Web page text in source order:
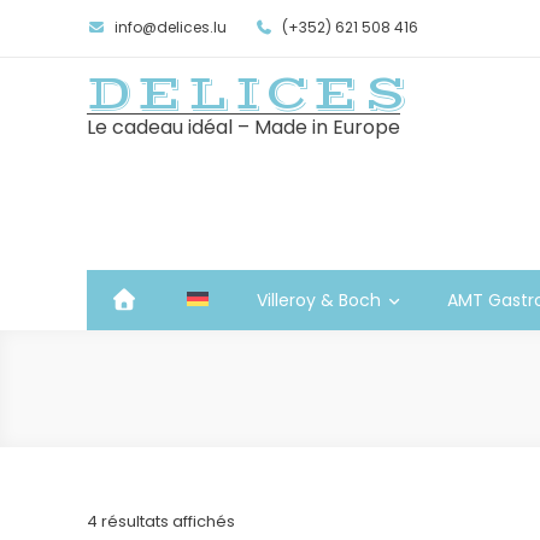
info@delices.lu (+352) 621 508 416
DELICES
Le cadeau idéal – Made in Europe
Villeroy & Boch AMT
4 résultats affichés